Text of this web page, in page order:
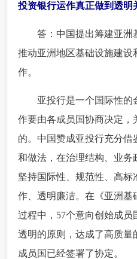
投资银行运作真正做到透明
答：中国提出筹建亚洲
推动亚洲地区基础设施建设
作。
亚投行是一个国际性的
作要由各成员国协商决定
的。中国赞成亚投行充分
和做法，在治理结构、业
坚持国际性、规范性、高
作、透明廉洁。在《亚洲基
过程中，57个意向创始成员
透明的原则，达成了高质量
成员国已经签署了协定。